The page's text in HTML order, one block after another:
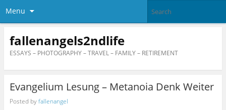
Menu
fallenangels2ndlife
ESSAYS – PHOTOGRAPHY – TRAVEL – FAMILY – RETIREMENT
Evangelium Lesung – Metanoia Denk Weiter
Posted byfallenangel